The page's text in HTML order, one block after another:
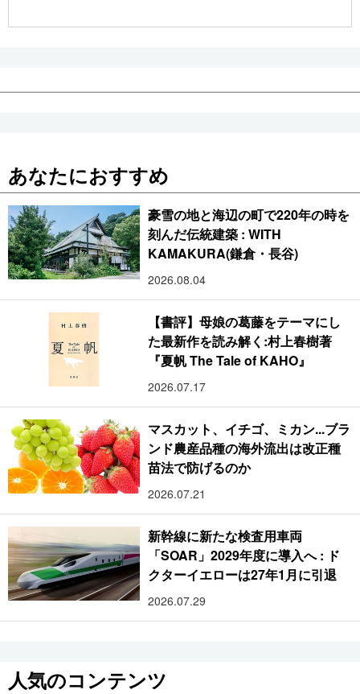
あなたにおすすめ
豪雪の地と海辺の町で220年の時を
刻んだ伝統建築 : WITH
KAMAKURA(鎌倉・長谷)
2026.08.04
【書評】母娘の葛藤をテーマにし
た最新作を読み解く:村上春樹著
『夏帆 The Tale of KAHO』
2026.07.17
マスカット、イチゴ、ミカン...ブラ
ンド農産品種の海外流出は改正種
苗法で防げるのか
2026.07.21
新幹線に新たな検査用車両
「SOAR」2029年度に導入へ : ド
クターイエローは27年1月に引退
2026.07.29
人気のコンテンツ